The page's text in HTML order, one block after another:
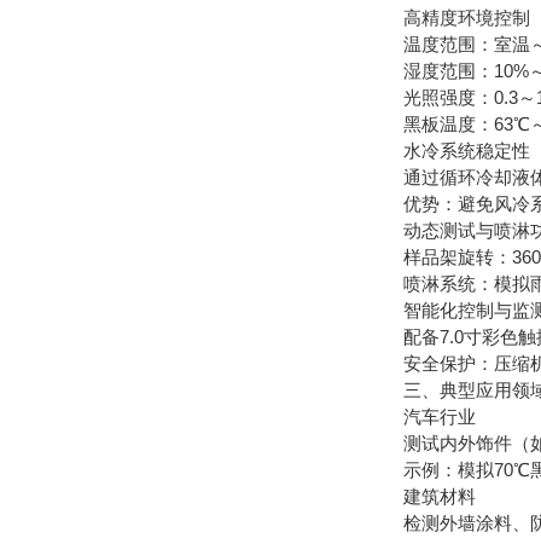
高精度环境控制
温度范围：室温
湿度范围：10%
光照强度：0.3～
黑板温度：63℃
水冷系统稳定性
通过循环冷却液
优势：避免风冷
动态测试与喷淋
样品架旋转：
喷淋系统：模拟
智能化控制与监
配备7.0寸彩色触
安全保护：压缩
三、典型应用领
汽车行业
测试内外饰件（
示例：模拟70℃
建筑材料
检测外墙涂料、